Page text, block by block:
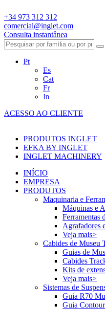
+34 973 312 312
comercial@inglet.com
Consulta instantânea
Pt
Es
Cat
Fr
In
ACESSO AO CLIENTE
PRODUTOS INGLET
EFKA BY INGLET
INGLET MACHINERY
INÍCIO
EMPRESA
PRODUTOS
Maquinaria e
Máquinas e
Ferramentas
Agrafadores
Veja mais>
Cabides de Museu
Guias de
Cabides
Kits de
Veja mais>
Sistemas de
Guia R70
Guia